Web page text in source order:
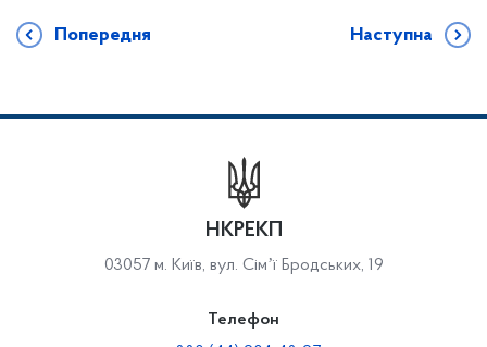
Попередня Наступна
НКРЕКП
03057 м. Київ, вул. Сімʼї Бродських, 19
Телефон